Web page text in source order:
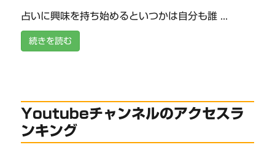
占いに興味を持ち始めるといつかは自分も誰 ...
続きを読む
Youtubeチャンネルのアクセスラ
ンキング